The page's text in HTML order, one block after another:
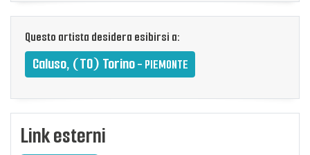
Questo artista desidera esibirsi a:
Caluso, (TO) Torino- PIEMONTE
Link esterni